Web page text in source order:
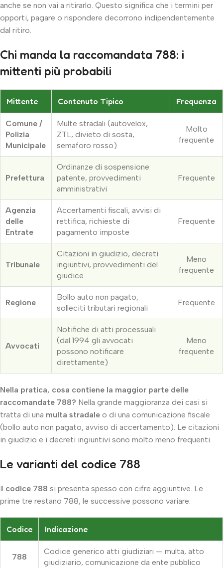
anche se non vai a ritirarlo. Questo significa che i termini per
opporti, pagare o rispondere decorrono indipendentemente
dal ritiro.
Chi manda la raccomandata 788: i
mittenti più probabili
Mittente Contenuto Tipico Frequenza
Comune /
Polizia
Municipale
Multe stradali (autovelox,
ZTL, divieto di sosta,
semaforo rosso)
Molto
frequente
Prefettura
Ordinanze di sospensione
patente, provvedimenti
amministrativi
Frequente
Agenzia
delle
Entrate
Accertamenti fiscali, avvisi di
rettifica, richieste di
pagamento imposte
Frequente
Tribunale
Citazioni in giudizio, decreti
ingiuntivi, provvedimenti del
giudice
Meno
frequente
Regione
Bollo auto non pagato,
solleciti tributari regionali
Frequente
Avvocati
Notifiche di atti processuali
(dal 1994 gli avvocati
possono notificare
direttamente)
Meno
frequente
Nella pratica, cosa contiene la maggior parte delle
raccomandate 788? Nella grande maggioranza dei casi si
tratta di una multa stradale o di una comunicazione fiscale
(bollo auto non pagato, avviso di accertamento). Le citazioni
in giudizio e i decreti ingiuntivi sono molto meno frequenti.
Le varianti del codice 788
Il codice 788 si presenta spesso con cifre aggiuntive. Le
prime tre restano 788, le successive possono variare:
Codice Indicazione
788
Codice generico atti giudiziari — multa, atto
giudiziario, comunicazione da ente pubblico